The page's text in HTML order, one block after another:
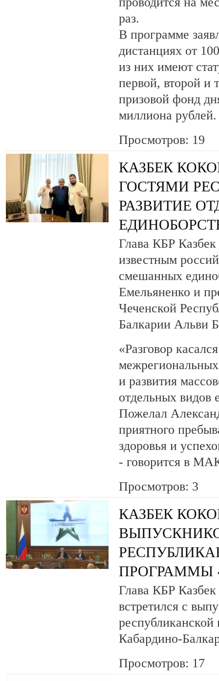
раз.
В программе
дистанциях от
из них имеют
первой, второй и
призовой фонд
миллиона рублей.
Просмотров: 19
КАЗБЕК
ГОСТЯМИ
РАЗВИТИЕ
Глава КБР Казбек
известным
смешанных
Емельяненко и
Чеченской
Балкарии Альви
«Разговор
и развития
отдельных видов
Пожелал
приятного
здоровья и
- говорится в
Просмотров: 3
КАЗБЕК
ПРОГРАММЫ
Глава КБР Казбек
встретился с
Кабардино-
Просмотров: 17